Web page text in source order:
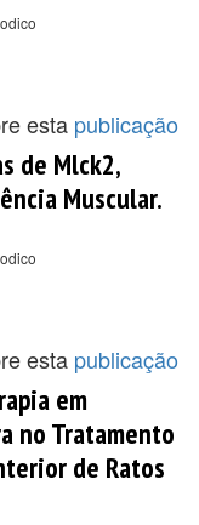
esta publicação
de Mlck2,
Muscular.
esta publicação
em
no Tratamento
de Ratos